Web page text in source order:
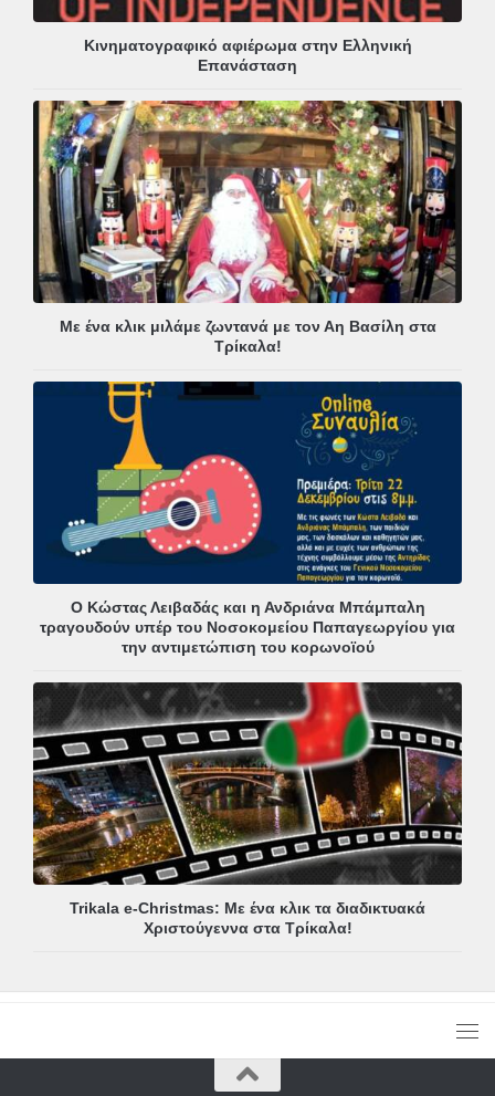
Κινηματογραφικό αφιέρωμα στην Ελληνική
Επανάσταση
Με ένα κλικ μιλάμε ζωντανά με τον Αη Βασίλη στα
Τρίκαλα!
Ο Κώστας Λειβαδάς και η Ανδριάνα Μπάμπαλη
τραγουδούν υπέρ του Νοσοκομείου Παπαγεωργίου για
την αντιμετώπιση του κορωνοϊού
Trikala e-Christmas: Με ένα κλικ τα διαδικτυακά
Χριστούγεννα στα Τρίκαλα!